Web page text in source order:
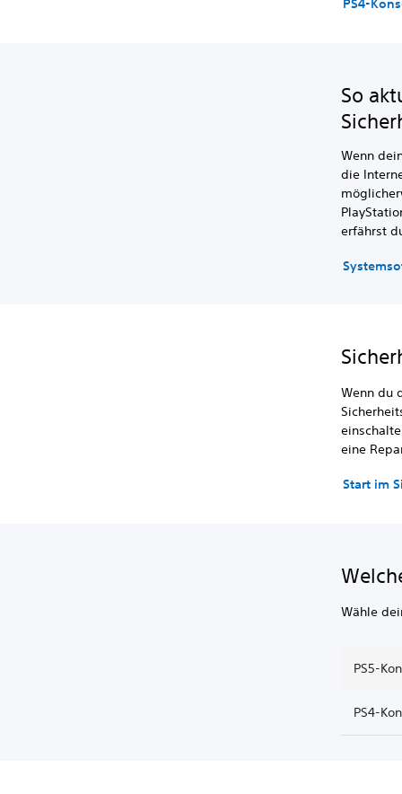
PS4-
So
Wenn
die
erfährst
Wenn du
eine
Start im
Wähle
PS5-
PS4-